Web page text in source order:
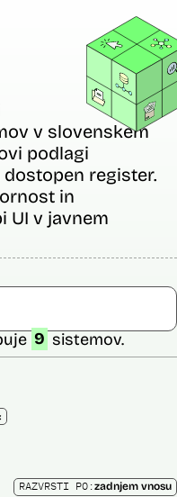
v slovenskem
podlagi
register.
in
UI v javnem
9 sistemov.
RAZVRSTI PO:zadnjem vnosu